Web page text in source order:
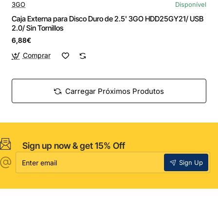
3GO Disponível
Caja Externa para Disco Duro de 2.5' 3GO HDD25GY21/ USB
2.0/ Sin Tornillos
6,88€
Comprar
Carregar Próximos Produtos
Sign up now & get 15% Off
Enter
email
Sign Up